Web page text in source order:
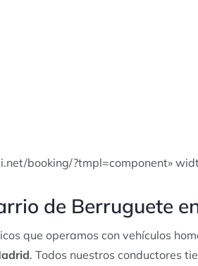
booking/?tmpl=component»
de Berruguete
que operamos con vehículos
. Todos nuestros conductores